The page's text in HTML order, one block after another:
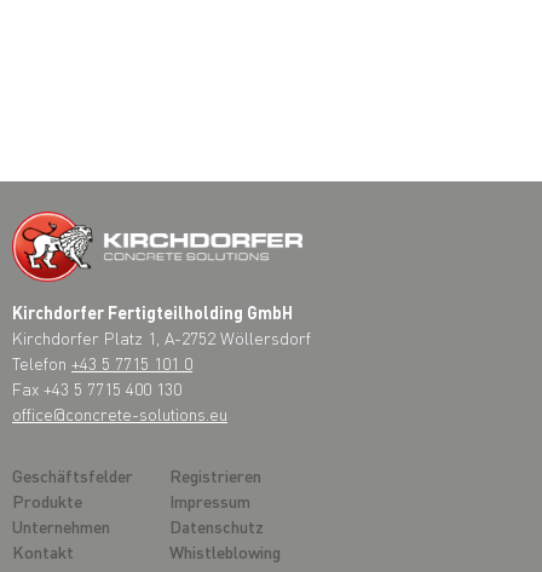
Kirchdorfer Fertigteilholding GmbH
Kirchdorfer Platz 1, A-2752 Wöllersdorf
Telefon +43 5 7715 101 0
Fax +43 5 7715 400 130
office@concrete-solutions.eu
Geschäftsfelder
Produkte
Unternehmen
Kontakt
Registrieren
Impressum
Datenschutz
Whistleblowing